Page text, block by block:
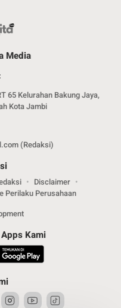
Media
65 Kelurahan Bakung Jaya,
Kota Jambi
(Redaksi)
Disclaimer
Perilaku Perusahaan
Kami